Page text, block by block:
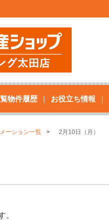
物件履歴 お役立ち情報
ーション一覧 2月10日（月）
。